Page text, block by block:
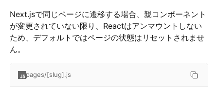
Next.jsで同じページに遷移する場合、親コンポーネント
が変更されていない限り、Reactはアンマウントしない
ため、デフォルトではページの状態はリセットされませ
ん。
pages/[slug].js